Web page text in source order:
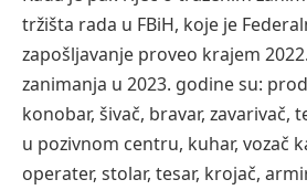
tržišta rada u FBiH, koje je
zapošljavanje proveo krajem
zanimanja u 2023. godine su:
konobar, šivač, bravar, zavarivač,
u pozivnom centru, kuhar, vozač
operater, stolar, tesar, krojač,